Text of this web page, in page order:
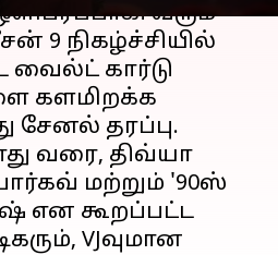
வரும்
9 நிகழ்ச்சியில்
வைல்ட் கார்டு
களமிறக்க
சேனல் தரப்பு.
வரை, திவ்யா
மற்றும் '90ஸ்
என கூறப்பட்ட
VJவுமான